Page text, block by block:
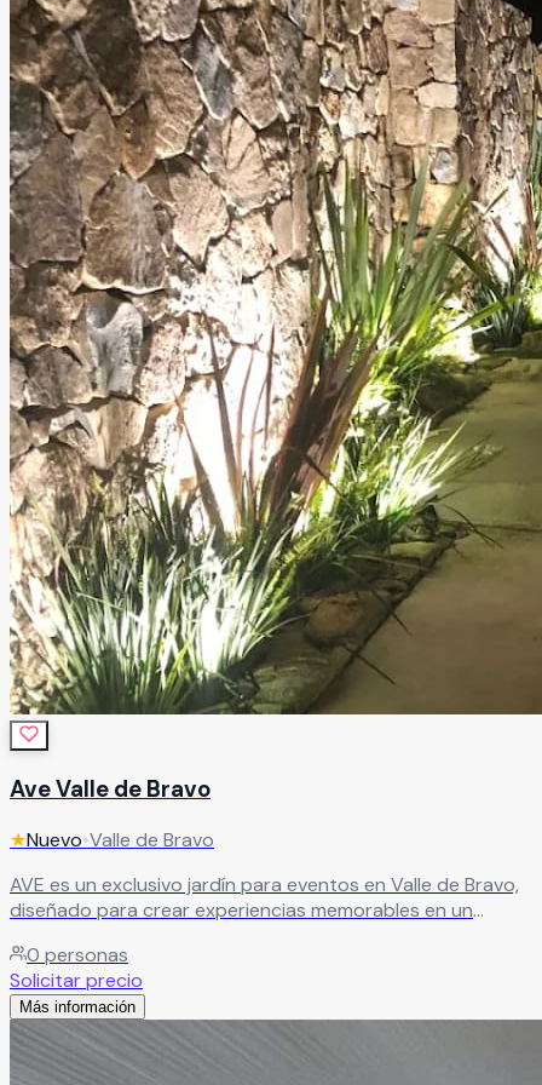
combinando nuevas tendencias con un ambiente cálido y
sofisticado rodeado de naturaleza.Leer más
Ave Valle de Bravo
★Nuevo•Valle de Bravo
AVE es un exclusivo jardín para eventos en Valle de Bravo,
diseñado para crear experiencias memorables en un
entretenimiento se fusionan de manera única. Este
moderno venue cuenta con instalaciones y servicios
completos, además de villa para huéspedes, ofreciendo el
espacio ideal para bodas, aniversarios, graduaciones,
eventos corporativos y celebraciones sociales de 100
0 personas
Solicitar precio
Más información